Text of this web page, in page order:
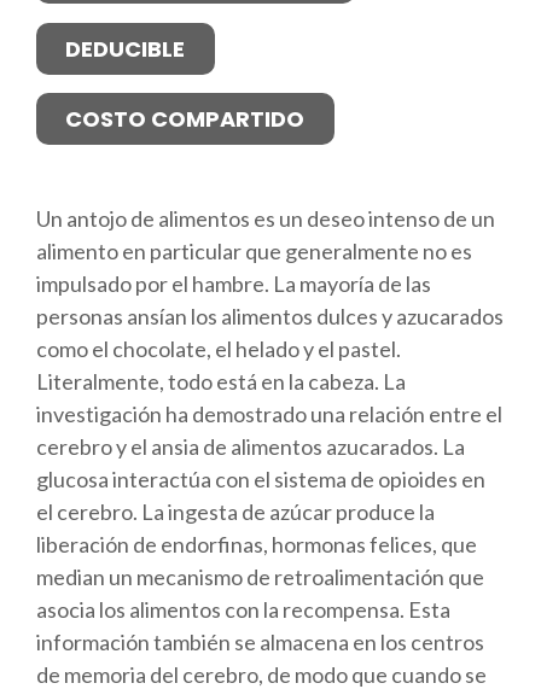
DEDUCIBLE
COSTO COMPARTIDO
Un antojo de alimentos es un deseo intenso de un
alimento en particular que generalmente no es
impulsado por el hambre. La mayoría de las
personas ansían los alimentos dulces y azucarados
como el chocolate, el helado y el pastel.
Literalmente, todo está en la cabeza. La
investigación ha demostrado una relación entre el
cerebro y el ansia de alimentos azucarados. La
glucosa interactúa con el sistema de opioides en
el cerebro. La ingesta de azúcar produce la
liberación de endorfinas, hormonas felices, que
median un mecanismo de retroalimentación que
asocia los alimentos con la recompensa. Esta
información también se almacena en los centros
de memoria del cerebro, de modo que cuando se